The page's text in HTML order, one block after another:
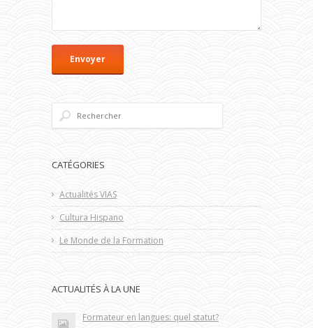
CATÉGORIES
Actualités VIAS
Cultura Hispano
Le Monde de la Formation
ACTUALITÉS À LA UNE
Formateur en langues: quel statut?